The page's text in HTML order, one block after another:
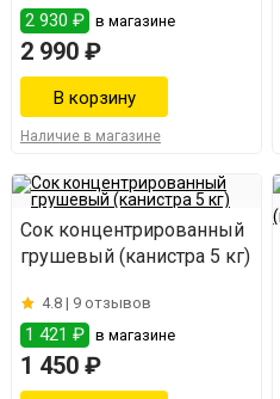
2 930 ₽ в магазине
2 990 ₽
Наличие в магазине
Сок концентрированный
грушевый (канистра 5 кг)
4.8 | 9 отзывов
1 421 ₽ в магазине
1 450 ₽